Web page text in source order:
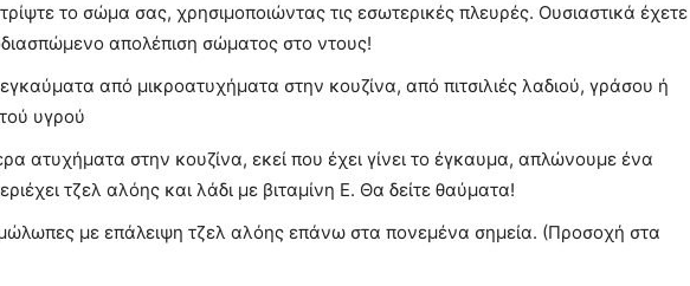
το σώμα σας, χρησιμοποιώντας τις εσωτερικές πλευρές. Ουσιαστικά έχετε
απολέπιση σώματος στο ντους!
από μικροατυχήματα στην κουζίνα, από πιτσιλιές λαδιού, γράσου ή
υγρού
ατυχήματα στην κουζίνα, εκεί που έχει γίνει το έγκαυμα, απλώνουμε ένα
τζελ αλόης και λάδι με βιταμίνη Ε. Θα δείτε θαύματα!
με επάλειψη τζελ αλόης επάνω στα πονεμένα σημεία. (Προσοχή στα